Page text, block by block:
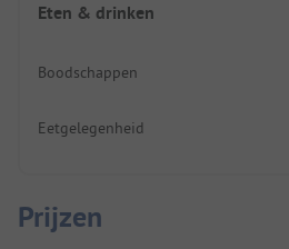
Eten & drinken
Boodschappen
Eetgelegenheid
Prijzen